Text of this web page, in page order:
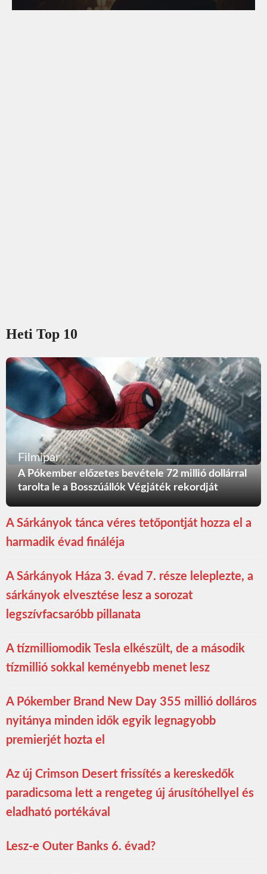
Heti Top 10
Filmipar
A Pókember előzetes bevétele 72 millió dollárral
tarolta le a Bosszúállók Végjáték rekordját
A Sárkányok tánca véres tetőpontját hozza el a
harmadik évad fináléja
A Sárkányok Háza 3. évad 7. része leleplezte, a
sárkányok elvesztése lesz a sorozat
legszívfacsaróbb pillanata
A tízmilliomodik Tesla elkészült, de a második
tízmillió sokkal keményebb menet lesz
A Pókember Brand New Day 355 millió dolláros
nyitánya minden idők egyik legnagyobb
premierjét hozta el
Az új Crimson Desert frissítés a kereskedők
paradicsoma lett a rengeteg új árusítóhellyel és
eladható portékával
Lesz-e Outer Banks 6. évad?